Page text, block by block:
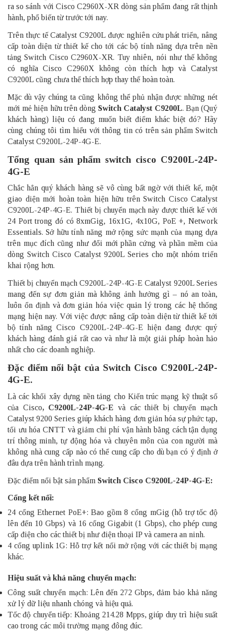
ra so sánh với Cisco C2960X-XR dòng sản phẩm đang rất thịnh
hành, phổ biến từ trước tới nay.
Trên thực tế Catalyst C9200L được nghiên cứu phát triển, nâng
cấp toàn diện từ thiết kế cho tới các bộ tính năng dựa trên nền
tảng Switch Cisco C2960X-XR. Tuy nhiên, nói như thế không
có nghĩa Cisco C2960X không còn thích hợp và Catalyst
C9200L cũng chưa thể thích hợp thay thế hoàn toàn.
Mặc dù vậy chúng ta cũng không thể phủ nhận được những nét
mới mẻ hiện hữu trên dòng Switch Catalyst C9200L. Bạn (Quý
khách hàng) liệu có đang muốn biết điểm khác biệt đó? Hãy
cùng chúng tôi tìm hiểu với thông tin có trên sản phẩm Switch
Catalyst C9200L-24P-4G-E.
Tổng quan sản phẩm switch cisco C9200L-24P-
4G-E
Chắc hẳn quý khách hàng sẽ vô cùng bất ngờ với thiết kế, một
giao diện mới hoàn toàn hiện hữu trên Switch Cisco Catalyst
C9200L-24P-4G-E. Thiết bị chuyển mạch này được thiết kế với
24 Port trong đó có 8xmGig, 16x1G, 4x10G, PoE +, Network
Essentials. Sở hữu tính năng mở rộng sức mạnh của mạng dựa
trên mục đích cũng như đổi mới phần cứng và phần mềm của
dòng Switch Cisco Catalyst 9200L Series cho một nhóm triển
khai rộng hơn.
Thiết bị chuyển mạch C9200L-24P-4G-E Catalyst 9200L Series
mang đến sự đơn giản mà không ảnh hưởng gì – nó an toàn,
luôn ổn định và đơn giản hóa việc quản lý trong các hệ thống
mạng hiện nay. Với việc được nâng cấp toàn diện từ thiết kế tới
bộ tính năng Cisco C9200L-24P-4G-E hiện đang được quý
khách hàng đánh giá rất cao và như là một giải pháp hoàn hảo
nhất cho các doanh nghiệp.
Đặc điểm nổi bật của Switch Cisco C9200L-24P-
4G-E.
Là các khối xây dựng nền tảng cho Kiến trúc mạng kỹ thuật số
của Cisco, C9200L-24P-4G-E và các thiết bị chuyển mạch
Catalyst 9200 Series giúp khách hàng đơn giản hóa sự phức tạp,
tối ưu hóa CNTT và giảm chi phí vận hành bằng cách tận dụng
trí thông minh, tự động hóa và chuyên môn của con người mà
không nhà cung cấp nào có thể cung cấp cho dù bạn có ý định ở
đâu dựa trên hành trình mạng.
Đặc điểm nổi bật sản phẩm Switch Cisco C9200L-24P-4G-E:
Cổng kết nối:
24 cổng Ethernet PoE+: Bao gồm 8 cổng mGig (hỗ trợ tốc độ
lên đến 10 Gbps) và 16 cổng Gigabit (1 Gbps), cho phép cung
cấp điện cho các thiết bị như điện thoại IP và camera an ninh.
4 cổng uplink 1G: Hỗ trợ kết nối mở rộng với các thiết bị mạng
khác.
Hiệu suất và khả năng chuyển mạch:
Công suất chuyển mạch: Lên đến 272 Gbps, đảm bảo khả năng
xử lý dữ liệu nhanh chóng và hiệu quả.
Tốc độ chuyển tiếp: Khoảng 214.28 Mpps, giúp duy trì hiệu suất
cao trong các môi trường mạng đông đúc.